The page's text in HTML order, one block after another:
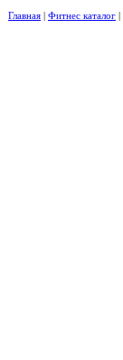
Главная | Фитнес каталог |